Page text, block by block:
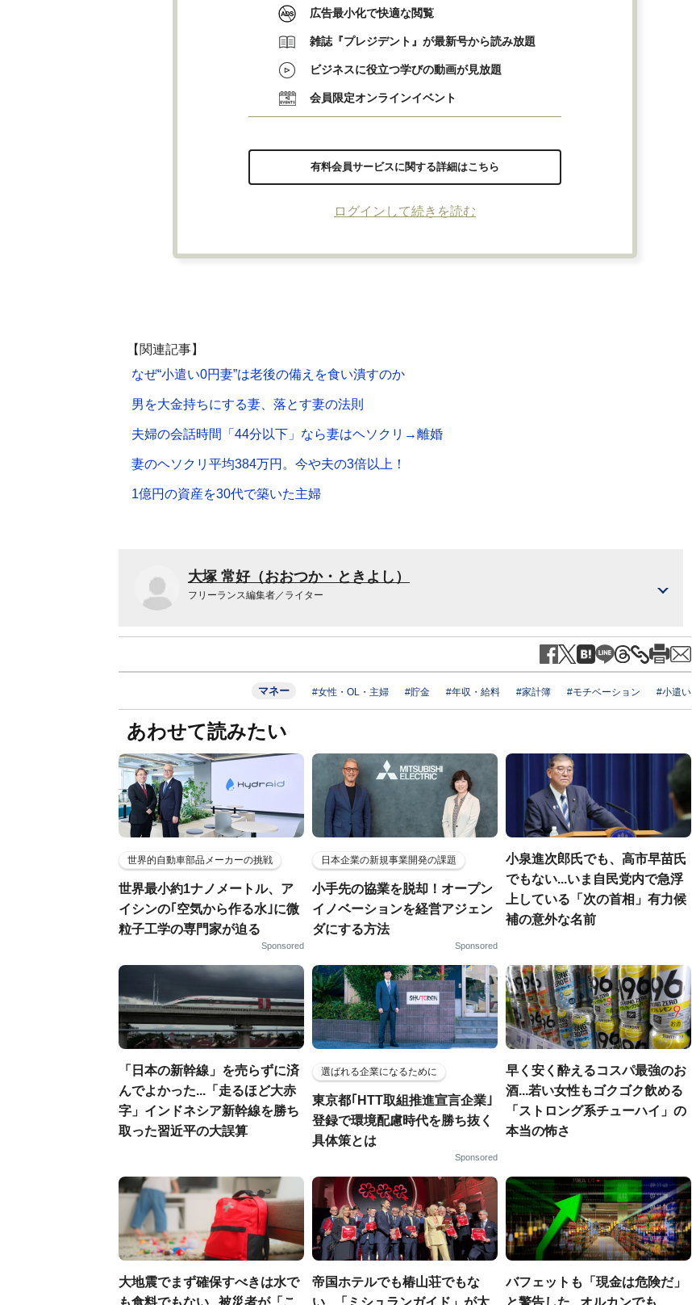
広告最小化で快適な閲覧
雑誌『プレジデント』が最新号から読み放題
ビジネスに役立つ学びの動画が見放題
会員限定オンラインイベント
有料会員サービスに関する詳細はこちら
ログインして続きを読む
【関連記事】
なぜ“小遣い0円妻”は老後の備えを食い潰すのか
男を大金持ちにする妻、落とす妻の法則
夫婦の会話時間「44分以下」なら妻はヘソクリ→離婚
妻のヘソクリ平均384万円。今や夫の3倍以上！
1億円の資産を30代で築いた主婦
大塚 常好（おおつか・ときよし）
フリーランス編集者／ライター
マネー #女性・OL・主婦 #貯金 #年収・給料 #家計簿 #モチベーション #小遣い
あわせて読みたい
世界的自動車部品メーカーの挑戦
世界最小約1ナノメートル、ア
イシンの｢空気から作る水｣に微
粒子工学の専門家が迫る
Sponsored
日本企業の新規事業開発の課題
小手先の協業を脱却！オープン
イノベーションを経営アジェン
ダにする方法
Sponsored
小泉進次郎氏でも、高市早苗氏
でもない...いま自民党内で急浮
上している「次の首相」有力候
補の意外な名前
「日本の新幹線」を売らずに済
んでよかった...「走るほど大赤
字」インドネシア新幹線を勝ち
取った習近平の大誤算
選ばれる企業になるために
東京都｢HTT取組推進宣言企業｣
登録で環境配慮時代を勝ち抜く
具体策とは
Sponsored
早く安く酔えるコスパ最強のお
酒...若い女性もゴクゴク飲める
「ストロング系チューハイ」の
本当の怖さ
大地震でまず確保すべきは水で
も食料でもない...被災者が「こ
帝国ホテルでも椿山荘でもな
い...「ミシュランガイド」が太
バフェットも「現金は危険だ」
と警告した...オルカンでも